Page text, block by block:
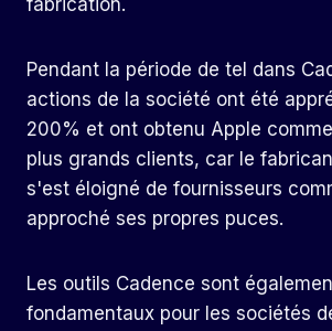
fabrication.
Pendant la période de tel dans
actions de la société ont été
200% et ont obtenu Apple
plus grands clients, car le
s'est éloigné de fournisseurs
approché ses propres puces.
Les outils Cadence sont
fondamentaux pour les sociétés